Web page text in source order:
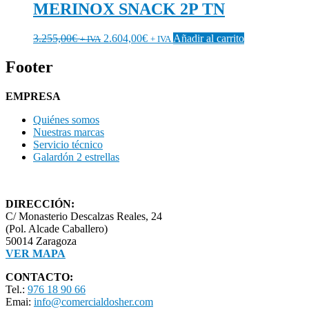
MERINOX SNACK 2P TN
3.255,00€ + IVA 2.604,00€ + IVA Añadir al carrito
Footer
EMPRESA
Quiénes somos
Nuestras marcas
Servicio técnico
Galardón 2 estrellas
DIRECCIÓN:
C/ Monasterio Descalzas Reales, 24
(Pol. Alcade Caballero)
50014 Zaragoza
VER MAPA
CONTACTO:
Tel.: 976 18 90 66
Emai: info@comercialdosher.com